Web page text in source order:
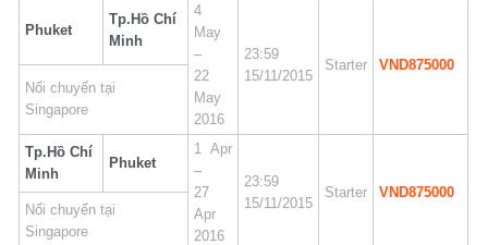
Phuket
Tp.Hồ Chí
Minh
4
May
–
22
May
2016
23:59
15/11/2015
Starter
VND875000
Nối chuyến tại
Singapore
Tp.Hồ Chí
Minh
Phuket
1 Apr
–
27
Apr
2016
23:59
15/11/2015
Starter
VND875000
Nối chuyến tại
Singapore